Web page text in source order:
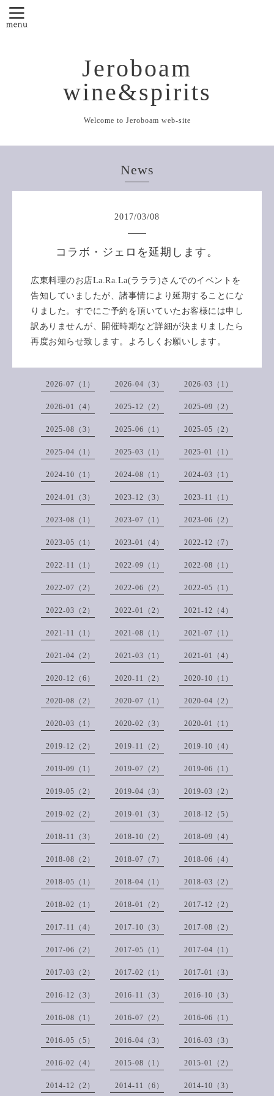
Jeroboam
wine&spirits
Welcome to Jeroboam web-site
News
2017/03/08
コラボ・ジェロを延期します。
広東料理のお店La.Ra.La(ラララ)さんでのイベントを
告知していましたが、諸事情により延期することにな
りました。すでにご予約を頂いていたお客様には申し
訳ありませんが、開催時期など詳細が決まりましたら
再度お知らせ致します。よろしくお願いします。
2026-07（1） 2026-04（3） 2026-03（1）
2026-01（4） 2025-12（2） 2025-09（2）
2025-08（3） 2025-06（1） 2025-05（2）
2025-04（1） 2025-03（1） 2025-01（1）
2024-10（1） 2024-08（1） 2024-03（1）
2024-01（3） 2023-12（3） 2023-11（1）
2023-08（1） 2023-07（1） 2023-06（2）
2023-05（1） 2023-01（4） 2022-12（7）
2022-11（1） 2022-09（1） 2022-08（1）
2022-07（2） 2022-06（2） 2022-05（1）
2022-03（2） 2022-01（2） 2021-12（4）
2021-11（1） 2021-08（1） 2021-07（1）
2021-04（2） 2021-03（1） 2021-01（4）
2020-12（6） 2020-11（2） 2020-10（1）
2020-08（2） 2020-07（1） 2020-04（2）
2020-03（1） 2020-02（3） 2020-01（1）
2019-12（2） 2019-11（2） 2019-10（4）
2019-09（1） 2019-07（2） 2019-06（1）
2019-05（2） 2019-04（3） 2019-03（2）
2019-02（2） 2019-01（3） 2018-12（5）
2018-11（3） 2018-10（2） 2018-09（4）
2018-08（2） 2018-07（7） 2018-06（4）
2018-05（1） 2018-04（1） 2018-03（2）
2018-02（1） 2018-01（2） 2017-12（2）
2017-11（4） 2017-10（3） 2017-08（2）
2017-06（2） 2017-05（1） 2017-04（1）
2017-03（2） 2017-02（1） 2017-01（3）
2016-12（3） 2016-11（3） 2016-10（3）
2016-08（1） 2016-07（2） 2016-06（1）
2016-05（5） 2016-04（3） 2016-03（3）
2016-02（4） 2015-08（1） 2015-01（2）
2014-12（2） 2014-11（6） 2014-10（3）